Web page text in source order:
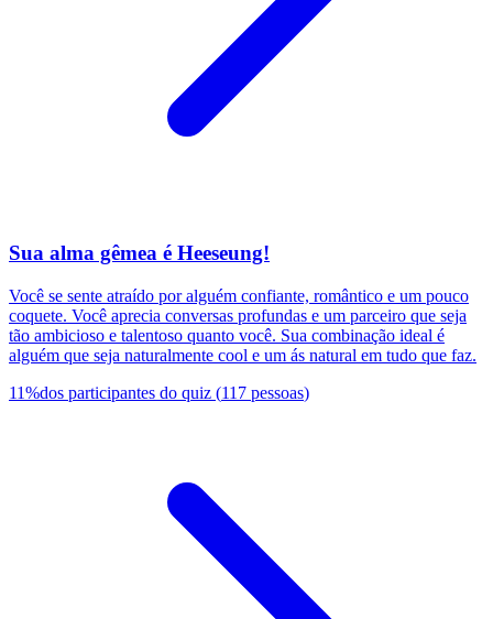
Sua alma gêmea é Heeseung!
Você se sente atraído por alguém confiante, romântico e um pouco
coquete. Você aprecia conversas profundas e um parceiro que seja
tão ambicioso e talentoso quanto você. Sua combinação ideal é
alguém que seja naturalmente cool e um ás natural em tudo que faz.
11%dos participantes do quiz (117 pessoas)